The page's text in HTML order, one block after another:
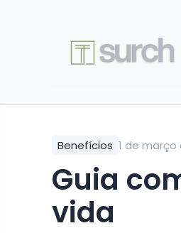
Benefícios 1 de março
Guia
vida